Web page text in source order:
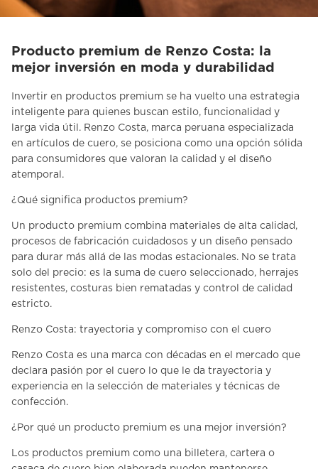
Producto premium de Renzo Costa: la
mejor inversión en moda y durabilidad
Invertir en productos premium se ha vuelto una estrategia
inteligente para quienes buscan estilo, funcionalidad y
larga vida útil. Renzo Costa, marca peruana especializada
en artículos de cuero, se posiciona como una opción sólida
para consumidores que valoran la calidad y el diseño
atemporal.
¿Qué significa productos premium?
Un producto premium combina materiales de alta calidad ,
procesos de fabricación cuidadosos y un diseño pensado
para durar más allá de las modas estacionales. No se trata
solo del precio: es la suma de cuero seleccionado, herrajes
resistentes, costuras bien rematadas y control de calidad
estricto.
Renzo Costa: trayectoria y compromiso con el cuero
Renzo Costa es una marca con décadas en el mercado que
declara pasión por el cuero lo que le da trayectoria y
experiencia en la selección de materiales y técnicas de
confección.
¿Por qué un producto premium es una mejor inversión?
Los productos premium como una billetera, cartera o